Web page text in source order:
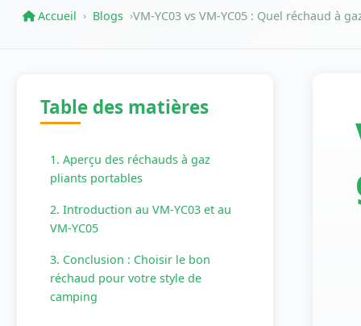
Accueil › Blogs ›VM-YC03 vs VM-YC05 : Quel réchaud à
Table des matières
1. Aperçu des réchauds à gaz
pliants portables
2. Introduction au VM-YC03 et au
VM-YC05
3. Conclusion : Choisir le bon
réchaud pour votre style de
camping